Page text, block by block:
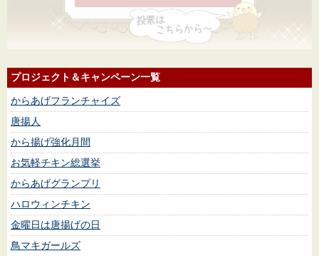
プロジェクト＆キャンペーン一覧
からあげフランチャイズ
唐揚人
から揚げ強化月間
お気軽チキン総選挙
からあげグランプリ
ハロウィンチキン
金曜日は唐揚げの日
鳥マキガールズ